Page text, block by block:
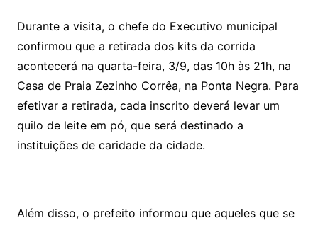
Durante a visita, o chefe do Executivo municipal
confirmou que a retirada dos kits da corrida
acontecerá na quarta-feira, 3/9, das 10h às 21h, na
Casa de Praia Zezinho Corrêa, na Ponta Negra. Para
efetivar a retirada, cada inscrito deverá levar um
quilo de leite em pó, que será destinado a
instituições de caridade da cidade.
Além disso, o prefeito informou que aqueles que se